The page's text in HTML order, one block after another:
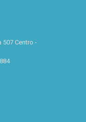
507 Centro -